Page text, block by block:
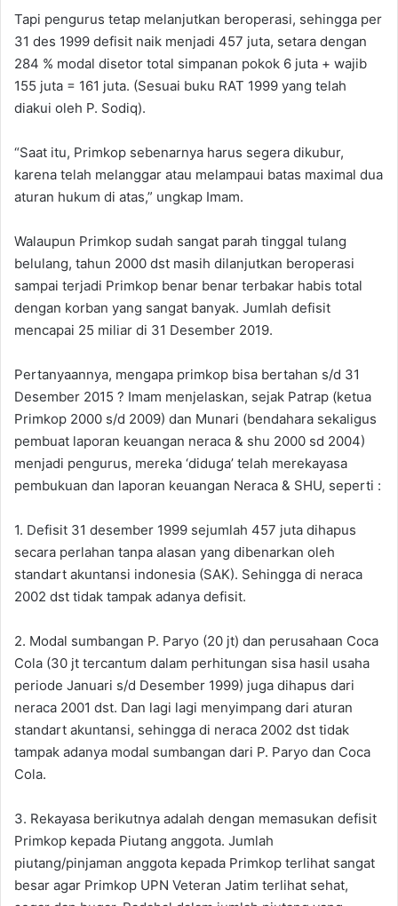
Tapi pengurus tetap melanjutkan beroperasi, sehingga per
31 des 1999 defisit naik menjadi 457 juta, setara dengan
284 % modal disetor total simpanan pokok 6 juta + wajib
155 juta = 161 juta. (Sesuai buku RAT 1999 yang telah
diakui oleh P. Sodiq).
“Saat itu, Primkop sebenarnya harus segera dikubur,
karena telah melanggar atau melampaui batas maximal dua
aturan hukum di atas,” ungkap Imam.
Walaupun Primkop sudah sangat parah tinggal tulang
belulang, tahun 2000 dst masih dilanjutkan beroperasi
sampai terjadi Primkop benar benar terbakar habis total
dengan korban yang sangat banyak. Jumlah defisit
mencapai 25 miliar di 31 Desember 2019.
Pertanyaannya, mengapa primkop bisa bertahan s/d 31
Desember 2015 ? Imam menjelaskan, sejak Patrap (ketua
Primkop 2000 s/d 2009) dan Munari (bendahara sekaligus
pembuat laporan keuangan neraca & shu 2000 sd 2004)
menjadi pengurus, mereka ‘diduga’ telah merekayasa
pembukuan dan laporan keuangan Neraca & SHU, seperti :
1. Defisit 31 desember 1999 sejumlah 457 juta dihapus
secara perlahan tanpa alasan yang dibenarkan oleh
standart akuntansi indonesia (SAK). Sehingga di neraca
2002 dst tidak tampak adanya defisit.
2. Modal sumbangan P. Paryo (20 jt) dan perusahaan Coca
Cola (30 jt tercantum dalam perhitungan sisa hasil usaha
periode Januari s/d Desember 1999) juga dihapus dari
neraca 2001 dst. Dan lagi lagi menyimpang dari aturan
standart akuntansi, sehingga di neraca 2002 dst tidak
tampak adanya modal sumbangan dari P. Paryo dan Coca
Cola.
3. Rekayasa berikutnya adalah dengan memasukan defisit
Primkop kepada Piutang anggota. Jumlah
piutang/pinjaman anggota kepada Primkop terlihat sangat
besar agar Primkop UPN Veteran Jatim terlihat sehat,